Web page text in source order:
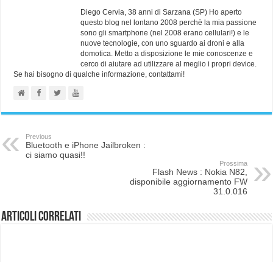
Diego Cervia, 38 anni di Sarzana (SP) Ho aperto
questo blog nel lontano 2008 perchè la mia passione
sono gli smartphone (nel 2008 erano cellulari!) e le
nuove tecnologie, con uno sguardo ai droni e alla
domotica. Metto a disposizione le mie conoscenze e
cerco di aiutare ad utilizzare al meglio i propri device.
Se hai bisogno di qualche informazione, contattami!
Previous
Bluetooth e iPhone Jailbroken :
ci siamo quasi!!
Prossima
Flash News : Nokia N82,
disponibile aggiornamento FW
31.0.016
Articoli correlati